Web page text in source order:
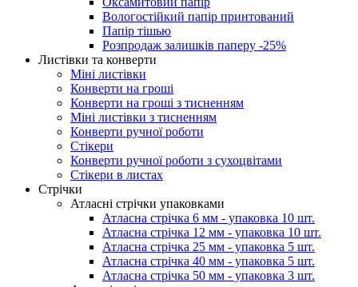
Вологостійкий папір принтований
Папір тішью
Розпродаж залишків паперу -25%
Листівки та конверти
Міні листівки
Конверти на гроші
Конверти на гроші з тисненням
Міні листівки з тисненням
Конверти ручної роботи
Стікери
Конверти ручної роботи з сухоцвітами
Стікери в листах
Стрічки
Атласні стрічки упаковками
Атласна стрічка 6 мм - упаковка 10 шт.
Атласна стрічка 12 мм - упаковка 10 шт.
Атласна стрічка 25 мм - упаковка 5 шт.
Атласна стрічка 40 мм - упаковка 5 шт.
Атласна стрічка 50 мм - упаковка 3 шт.